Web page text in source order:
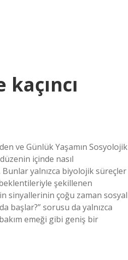
ve Günlük Yaşamın Sosyolojik
içinde nasıl
yalnızca biyolojik süreçler
şekillenen
sinyallerinin çoğu zaman sosyal
başlar?” sorusu da yalnızca
emeği gibi geniş bir